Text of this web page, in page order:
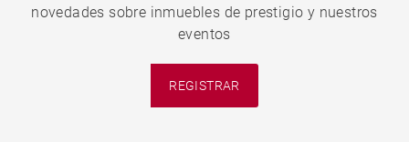
novedades sobre inmuebles de prestigio y nuestros
eventos
REGISTRAR